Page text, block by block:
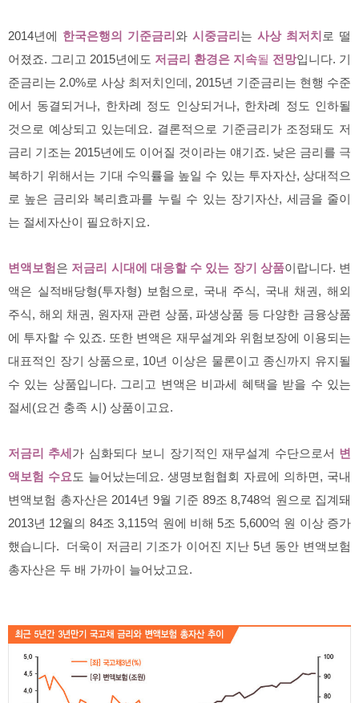
2014년에 한국은행의 기준금리 와 시중금리 는 사상 최저치 로 떨
어졌죠. 그리고 2015년에도 저금리 환경은 지속될 전망입니다. 기
준금리는 2.0%로 사상 최저치인데, 2015년 기준금리는 현행 수준
에서 동결되거나, 한차례 정도 인상되거나, 한차례 정도 인하될
것으로 예상되고 있는데요. 결론적으로 기준금리가 조정돼도 저
금리 기조는 2015년에도 이어질 것이라는 얘기죠. 낮은 금리를 극
복하기 위해서는 기대 수익률을 높일 수 있는 투자자산, 상대적으
로 높은 금리와 복리효과를 누릴 수 있는 장기자산, 세금을 줄이
는 절세자산이 필요하지요.
변액보험은 저금리 시대에 대응할 수 있는 장기 상품이랍니다. 변
액은 실적배당형(투자형) 보험으로, 국내 주식, 국내 채권, 해외
주식, 해외 채권, 원자재 관련 상품, 파생상품 등 다양한 금융상품
에 투자할 수 있죠. 또한 변액은 재무설계와 위험보장에 이용되는
대표적인 장기 상품으로, 10년 이상은 물론이고 종신까지 유지될
수 있는 상품입니다. 그리고 변액은 비과세 혜택을 받을 수 있는
절세(요건 충족 시) 상품이고요.
저금리 추세 가 심화되다 보니 장기적인 재무설계 수단으로서 변
액보험 수요도 늘어났는데요. 생명보험협회 자료에 의하면, 국내
변액보험 총자산은 2014년 9월 기준 89조 8,748억 원으로 집계돼
2013년 12월의 84조 3,115억 원에 비해 5조 5,600억 원 이상 증가
했습니다. 더욱이 저금리 기조가 이어진 지난 5년 동안 변액보험
총자산은 두 배 가까이 늘어났고요.